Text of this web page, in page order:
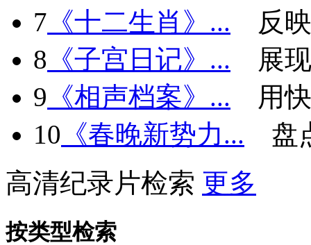
7 《十二生肖》...
反
8 《子宫日记》...
展
9 《相声档案》...
用
10 《春晚新势力...
盘
高清纪录片检索 更多
按类型检索